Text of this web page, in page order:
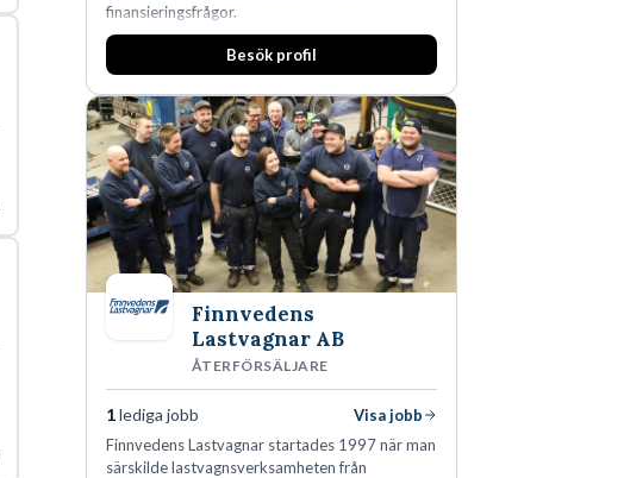
finansieringsfrågor.
Besök profil
Finnvedens
Lastvagnar AB
ÅTERFÖRSÄLJARE
1lediga jobb
Visa jobb
Finnvedens Lastvagnar startades 1997 när man
särskilde lastvagnsverksamheten från